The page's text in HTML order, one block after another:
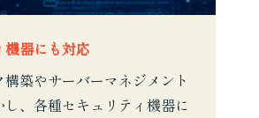
器にも対応
築やサーバーマネジメント
し、各種セキュリティ機器に